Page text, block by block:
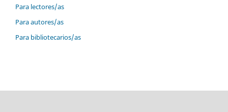
Para lectores/as
Para autores/as
Para bibliotecarios/as